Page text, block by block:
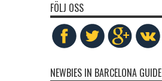
FÖLJ OSS
NEWBIES IN BARCELONA GUIDE